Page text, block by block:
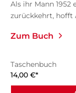
Als ihr Mann 1952
zurückkehrt, hofft
Zum Buch
Taschenbuch
14,00 €*